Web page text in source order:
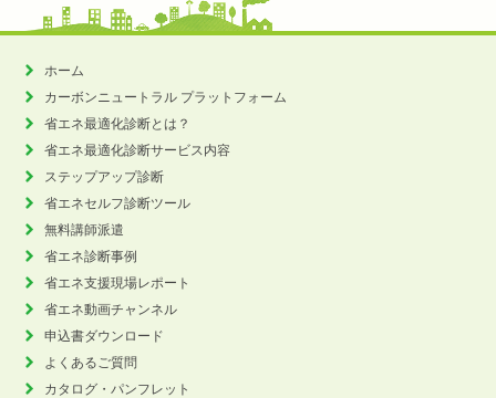
ホーム
カーボンニュートラル プラットフォーム
省エネ最適化診断とは？
省エネ最適化診断サービス内容
ステップアップ診断
省エネセルフ診断ツール
無料講師派遣
省エネ診断事例
省エネ支援現場レポート
省エネ動画チャンネル
申込書ダウンロード
よくあるご質問
カタログ・パンフレット